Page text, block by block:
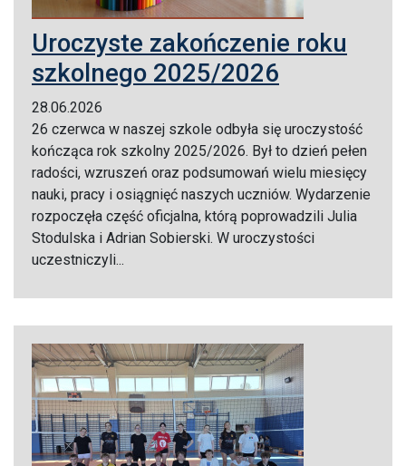
Uroczyste zakończenie roku
szkolnego 2025/2026
28.06.2026
26 czerwca w naszej szkole odbyła się uroczystość
kończąca rok szkolny 2025/2026. Był to dzień pełen
radości, wzruszeń oraz podsumowań wielu miesięcy
nauki, pracy i osiągnięć naszych uczniów. Wydarzenie
rozpoczęła część oficjalna, którą poprowadzili Julia
Stodulska i Adrian Sobierski. W uroczystości
uczestniczyli...